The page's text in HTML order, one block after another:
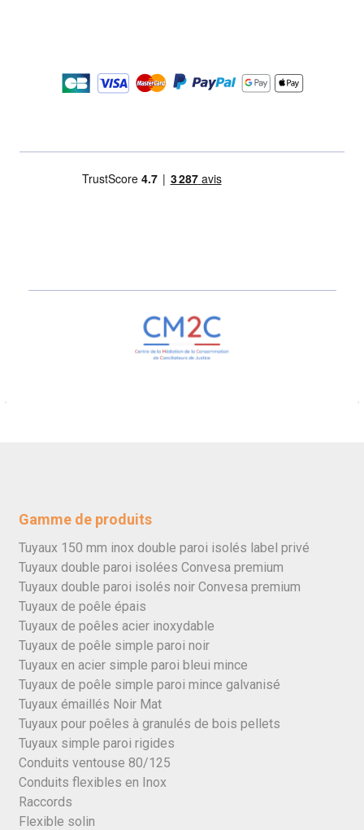
Gamme de produits
Tuyaux 150 mm inox double paroi isolés label privé
Tuyaux double paroi isolées Convesa premium
Tuyaux double paroi isolés noir Convesa premium
Tuyaux de poêle épais
Tuyaux de poêles acier inoxydable
Tuyaux de poêle simple paroi noir
Tuyaux en acier simple paroi bleui mince
Tuyaux de poêle simple paroi mince galvanisé
Tuyaux émaillés Noir Mat
Tuyaux pour poêles à granulés de bois pellets
Tuyaux simple paroi rigides
Conduits ventouse 80/125
Conduits flexibles en Inox
Raccords
Flexible solin